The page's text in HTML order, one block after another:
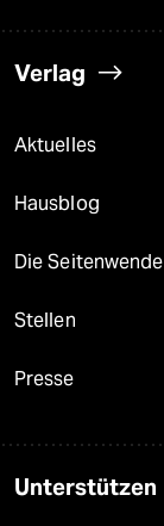
Verlag
Aktuelles
Hausblog
Die Seitenwende
Stellen
Presse
Unterstützen